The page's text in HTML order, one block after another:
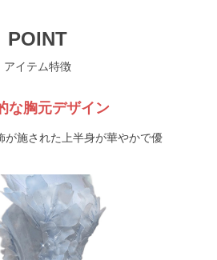
POINT
アイテム特徴
な胸元デザイン
が施された上半身が華やかで優